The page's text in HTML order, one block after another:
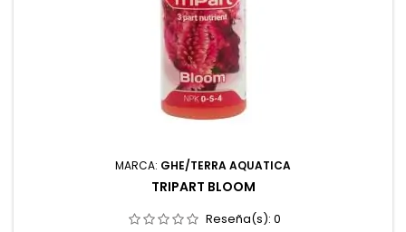
MARCA: GHE/TERRA AQUATICA
TRIPART BLOOM
Reseña(s): 0